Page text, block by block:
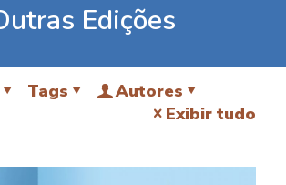
Edições
Tags
Autores
Exibir tudo